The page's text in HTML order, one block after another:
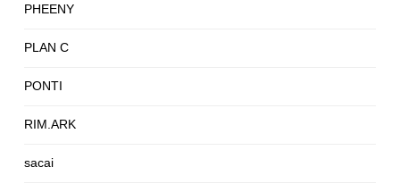
PHEENY
PLAN C
PONTI
RIM.ARK
sacai